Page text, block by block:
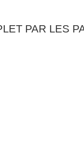
PAR LES